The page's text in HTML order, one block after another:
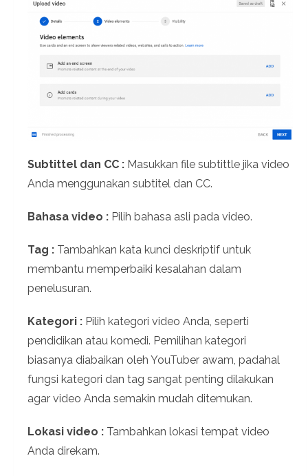
Subtittel dan CC : Masukkan file subtittle jika video
Anda menggunakan subtitel dan CC.
Bahasa video : Pilih bahasa asli pada video.
Tag : Tambahkan kata kunci deskriptif untuk
membantu memperbaiki kesalahan dalam
penelusuran.
Kategori : Pilih kategori video Anda, seperti
pendidikan atau komedi. Pemilihan kategori
biasanya diabaikan oleh YouTuber awam, padahal
fungsi kategori dan tag sangat penting dilakukan
agar video Anda semakin mudah ditemukan.
Lokasi video : Tambahkan lokasi tempat video
Anda direkam.